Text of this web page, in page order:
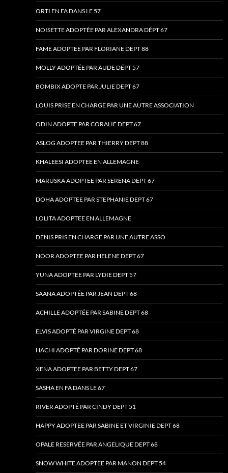
ORTI EN FA DANS LE 57
NOISETTE ADOPTÉE PAR ALEXANDRA DÉPT 67
FAME ADOPTEE PAR FLORIANE DEPT 88
MOLLY ADOPTÉE PAR AUDE DÉPT 57
BOMBIX ADOPTE PAR JULIE DEPT 67
LOUIS PRISE EN CHARGE PAR UNE AUTRE ASSOCIATION
ODIN ADOPTE PAR CORALIE DEPT 67
ASLOG ADOPTEE PAR THIERRY DEPT 88
KHALEESI ADOPTEE EN ALLEMAGNE
MARUSKA ADOPTEE PAR SERENA DEPT 67
DOHA ADOPTEE PAR STEPHANIE DEPT 67
LOLITA ADOPTEE EN ALLEMAGNE
DENIS PRIS EN CHARGE PAR UNE AUTRE ASSO
NOOR ADOPTEE PAR HELENE DEPT 67
YUNA ADOPTEE PAR LYDIE DEPT 57
SAANA ADOPTÉE PAR JEAN DEPT 68
ACHILLE ADOPTÉE PAR SABINE DEPT 68
ELVIS ADOPTÉ PAR VIRGINE DEPT 68
HACHI ADOPTÉ PAR DORINE DEPT 68
XENA ADOPTEE PAR BETTY DEPT 67
SASHA EN FA DANS LE 67
RIVER ADOPTÉ PAR CINDY DEPT 51
HAPPY ADOPTEE PAR SABINE ET VIRGINIE DEPT 68
OPALE RESERVÉE PAR ANGELIQUE DEPT 68
SNOW WHITE ADOPTEE PAR MANON DEPT 54